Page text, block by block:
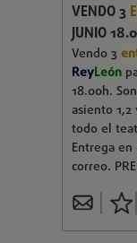
VENDO 3
JUNIO
Vendo 3
ReyLeón
18.00h.
asiento
todo el
Entrega
correo.